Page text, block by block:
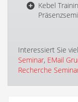
Kebel
Interessiert Sie
Seminar, EMail
Recherche